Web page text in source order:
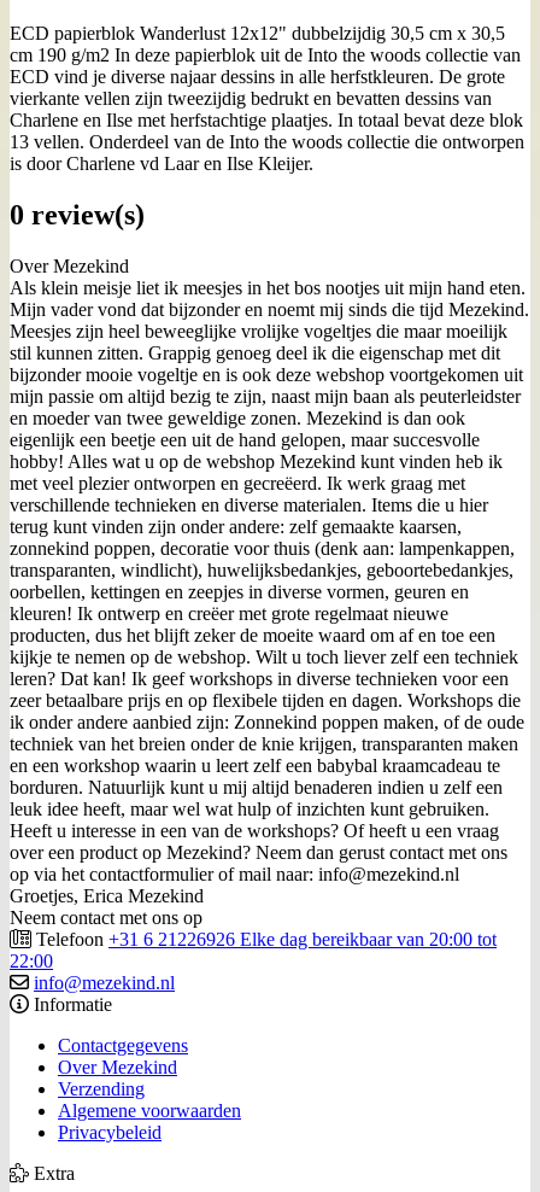
ECD papierblok Wanderlust 12x12" dubbelzijdig 30,5 cm x 30,5
cm 190 g/m2 In deze papierblok uit de Into the woods collectie van
ECD vind je diverse najaar dessins in alle herfstkleuren. De grote
vierkante vellen zijn tweezijdig bedrukt en bevatten dessins van
Charlene en Ilse met herfstachtige plaatjes. In totaal bevat deze blok
13 vellen. Onderdeel van de Into the woods collectie die ontworpen
is door Charlene vd Laar en Ilse Kleijer.
0 review(s)
Over Mezekind
Als klein meisje liet ik meesjes in het bos nootjes uit mijn hand eten.
Mijn vader vond dat bijzonder en noemt mij sinds die tijd Mezekind.
Meesjes zijn heel beweeglijke vrolijke vogeltjes die maar moeilijk
stil kunnen zitten. Grappig genoeg deel ik die eigenschap met dit
bijzonder mooie vogeltje en is ook deze webshop voortgekomen uit
mijn passie om altijd bezig te zijn, naast mijn baan als peuterleidster
en moeder van twee geweldige zonen. Mezekind is dan ook
eigenlijk een beetje een uit de hand gelopen, maar succesvolle
hobby! Alles wat u op de webshop Mezekind kunt vinden heb ik
met veel plezier ontworpen en gecreëerd. Ik werk graag met
verschillende technieken en diverse materialen. Items die u hier
terug kunt vinden zijn onder andere: zelf gemaakte kaarsen,
zonnekind poppen, decoratie voor thuis (denk aan: lampenkappen,
transparanten, windlicht), huwelijksbedankjes, geboortebedankjes,
oorbellen, kettingen en zeepjes in diverse vormen, geuren en
kleuren! Ik ontwerp en creëer met grote regelmaat nieuwe
producten, dus het blijft zeker de moeite waard om af en toe een
kijkje te nemen op de webshop. Wilt u toch liever zelf een techniek
leren? Dat kan! Ik geef workshops in diverse technieken voor een
zeer betaalbare prijs en op flexibele tijden en dagen. Workshops die
ik onder andere aanbied zijn: Zonnekind poppen maken, of de oude
techniek van het breien onder de knie krijgen, transparanten maken
en een workshop waarin u leert zelf een babybal kraamcadeau te
borduren. Natuurlijk kunt u mij altijd benaderen indien u zelf een
leuk idee heeft, maar wel wat hulp of inzichten kunt gebruiken.
Heeft u interesse in een van de workshops? Of heeft u een vraag
over een product op Mezekind? Neem dan gerust contact met ons
op via het contactformulier of mail naar: info@mezekind.nl
Groetjes, Erica Mezekind
Neem contact met ons op
Telefoon +31 6 21226926 Elke dag bereikbaar van 20:00 tot
22:00
info@mezekind.nl
Informatie
Contactgegevens
Over Mezekind
Verzending
Algemene voorwaarden
Privacybeleid
Extra